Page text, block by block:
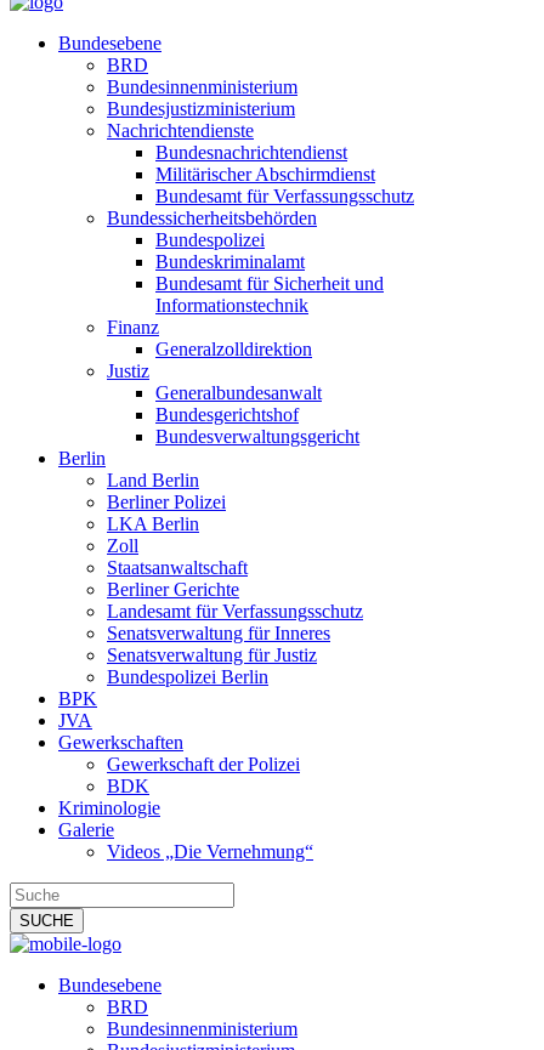
Bundesebene
BRD
Bundesinnenministerium
Bundesjustizministerium
Nachrichtendienste
Bundesnachrichtendienst
Militärischer Abschirmdienst
Bundesamt für Verfassungsschutz
Bundessicherheitsbehörden
Bundespolizei
Bundeskriminalamt
Bundesamt für Sicherheit und
Informationstechnik
Finanz
Generalzolldirektion
Justiz
Generalbundesanwalt
Bundesgerichtshof
Bundesverwaltungsgericht
Berlin
Land Berlin
Berliner Polizei
LKA Berlin
Zoll
Staatsanwaltschaft
Berliner Gerichte
Landesamt für Verfassungsschutz
Senatsverwaltung für Inneres
Senatsverwaltung für Justiz
Bundespolizei Berlin
BPK
JVA
Gewerkschaften
Gewerkschaft der Polizei
BDK
Kriminologie
Galerie
Videos „Die Vernehmung“
Bundesebene
BRD
Bundesinnenministerium